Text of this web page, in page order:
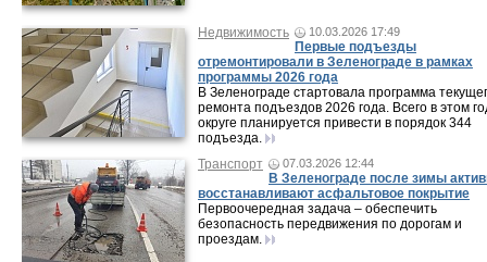
Недвижимость 10.03.2026 17:49
Первые подъезды
отремонтировали в Зеленограде в рамках
программы 2026 года
В Зеленограде стартовала программа
ремонта подъездов 2026 года. Всего в этом
округе планируется привести в порядок 344
подъезда.
Транспорт
07.03.2026 12:44
В Зеленограде после зимы
восстанавливают асфальтовое покрытие
Первоочередная задача – обеспечить
безопасность передвижения по дорогам и
проездам.